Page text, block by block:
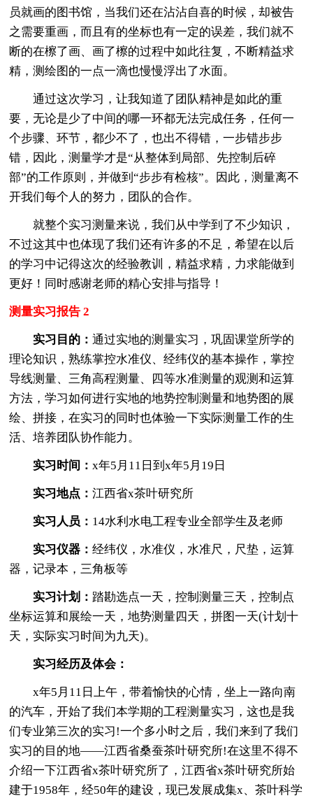
员就画的图书馆，当我们还在沾沾自喜的时候，却被告
之需要重画，而且有的坐标也有一定的误差，我们就不
断的在檫了画、画了檫的过程中如此往复，不断精益求
精，测绘图的一点一滴也慢慢浮出了水面。
通过这次学习，让我知道了团队精神是如此的重
要，无论是少了中间的哪一环都无法完成任务，任何一
个步骤、环节，都少不了，也出不得错，一步错步步
错，因此，测量学才是“从整体到局部、先控制后碎
部”的工作原则，并做到“步步有检核”。因此，测量离不
开我们每个人的努力，团队的合作。
就整个实习测量来说，我们从中学到了不少知识，
不过这其中也体现了我们还有许多的不足，希望在以后
的学习中记得这次的经验教训，精益求精，力求能做到
更好！同时感谢老师的精心安排与指导！
测量实习报告 2
实习目的：通过实地的测量实习，巩固课堂所学的
理论知识，熟练掌控水准仪、经纬仪的基本操作，掌控
导线测量、三角高程测量、四等水准测量的观测和运算
方法，学习如何进行实地的地势控制测量和地势图的展
绘、拼接，在实习的同时也体验一下实际测量工作的生
活、培养团队协作能力。
实习时间：x年5月11日到x年5月19日
实习地点：江西省x茶叶研究所
实习人员： 14水利水电工程专业全部学生及老师
实习仪器：经纬仪，水准仪，水准尺，尺垫，运算
器，记录本，三角板等
实习计划： 踏勘选点一天，控制测量三天，控制点
坐标运算和展绘一天，地势测量四天，拼图一天(计划十
天，实际实习时间为九天)。
实习经历及体会：
x年5月11日上午，带着愉快的心情，坐上一路向南
的汽车，开始了我们本学期的工程测量实习，这也是我
们专业第三次的实习!一个多小时之后，我们来到了我们
实习的目的地——江西省桑蚕茶叶研究所!在这里不得不
介绍一下江西省x茶叶研究所了，江西省x茶叶研究所始
建于1958年，经50年的建设，现已发展成集x、茶叶科学